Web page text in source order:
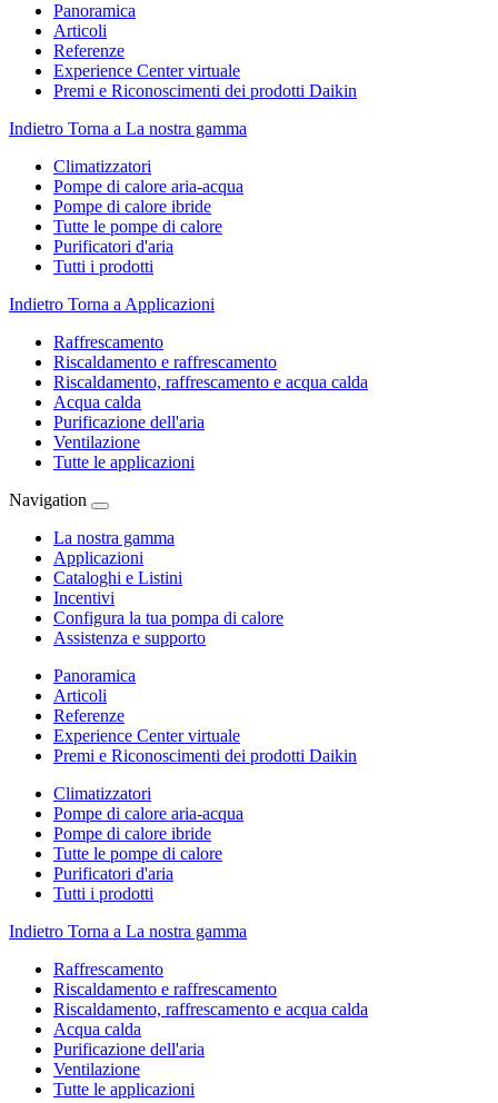
Panoramica
Articoli
Referenze
Experience Center virtuale
Premi e Riconoscimenti dei prodotti Daikin
Indietro Torna a La nostra gamma
Climatizzatori
Pompe di calore aria-acqua
Pompe di calore ibride
Tutte le pompe di calore
Purificatori d'aria
Tutti i prodotti
Indietro Torna a Applicazioni
Raffrescamento
Riscaldamento e raffrescamento
Riscaldamento, raffrescamento e acqua calda
Acqua calda
Purificazione dell'aria
Ventilazione
Tutte le applicazioni
Navigation
La nostra gamma
Applicazioni
Cataloghi e Listini
Incentivi
Configura la tua pompa di calore
Assistenza e supporto
Panoramica
Articoli
Referenze
Experience Center virtuale
Premi e Riconoscimenti dei prodotti Daikin
Climatizzatori
Pompe di calore aria-acqua
Pompe di calore ibride
Tutte le pompe di calore
Purificatori d'aria
Tutti i prodotti
Indietro Torna a La nostra gamma
Raffrescamento
Riscaldamento e raffrescamento
Riscaldamento, raffrescamento e acqua calda
Acqua calda
Purificazione dell'aria
Ventilazione
Tutte le applicazioni